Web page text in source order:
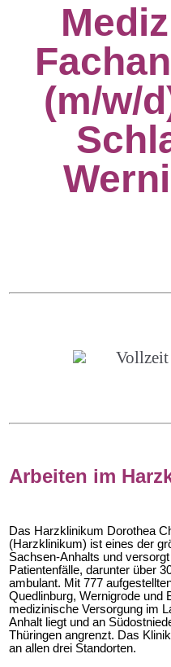
(m/w/
Vollzeit
Arbeiten im
Das Harzklinikum Dorothea
(Harzklinikum) ist eines der
Sachsen-Anhalts und
Patientenfälle, darunter über
ambulant. Mit 777
Quedlinburg, Wernigrode und
medizinische Versorgung im
Anhalt liegt und an
Thüringen angrenzt. Das
an allen drei Standorten.